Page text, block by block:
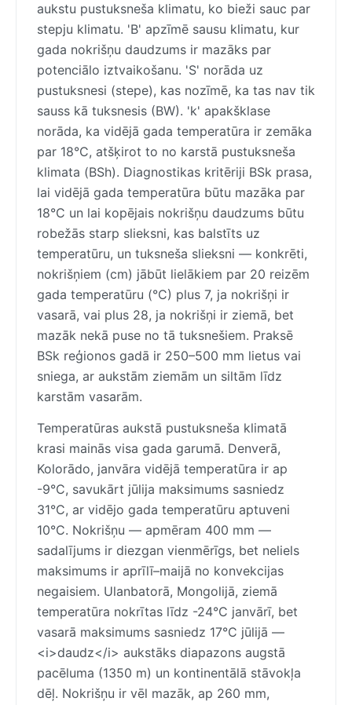
aukstu pustuksneša klimatu, ko bieži sauc par
stepju klimatu. 'B' apzīmē sausu klimatu, kur
gada nokrišņu daudzums ir mazāks par
potenciālo iztvaikošanu. 'S' norāda uz
pustuksnesi (stepe), kas nozīmē, ka tas nav tik
sauss kā tuksnesis (BW). 'k' apakšklase
norāda, ka vidējā gada temperatūra ir zemāka
par 18°C, atšķirot to no karstā pustuksneša
klimata (BSh). Diagnostikas kritēriji BSk prasa,
lai vidējā gada temperatūra būtu mazāka par
18°C un lai kopējais nokrišņu daudzums būtu
robežās starp slieksni, kas balstīts uz
temperatūru, un tuksneša slieksni — konkrēti,
nokrišņiem (cm) jābūt lielākiem par 20 reizēm
gada temperatūru (°C) plus 7, ja nokrišņi ir
vasarā, vai plus 28, ja nokrišņi ir ziemā, bet
mazāk nekā puse no tā tuksnešiem. Praksē
BSk reģionos gadā ir 250–500 mm lietus vai
sniega, ar aukstām ziemām un siltām līdz
karstām vasarām.
Temperatūras aukstā pustuksneša klimatā
krasi mainās visa gada garumā. Denverā,
Kolorādo, janvāra vidējā temperatūra ir ap
-9°C, savukārt jūlija maksimums sasniedz
31°C, ar vidējo gada temperatūru aptuveni
10°C. Nokrišņu — apmēram 400 mm —
sadalījums ir diezgan vienmērīgs, bet neliels
maksimums ir aprīlī–maijā no konvekcijas
negaisiem. Ulanbatorā, Mongolijā, ziemā
temperatūra nokrītas līdz -24°C janvārī, bet
vasarā maksimums sasniedz 17°C jūlijā —
<i>daudz</i> aukstāks diapazons augstā
pacēluma (1350 m) un kontinentālā stāvokļa
dēļ. Nokrišņu ir vēl mazāk, ap 260 mm,